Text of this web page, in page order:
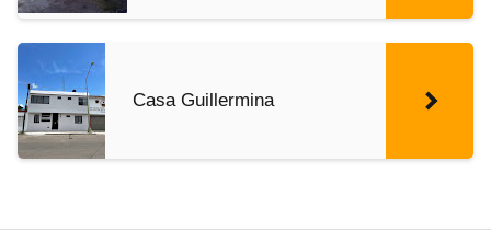
Casa Guillermina